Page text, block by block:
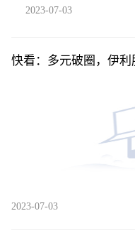
2023-07-03
快看：多元破圈，伊
2023-07-03